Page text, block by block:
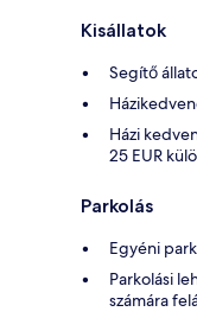
Kisállatok
Segítő
Házi
25 EUR
Parkolás
Egyéni
Parkolási
számára